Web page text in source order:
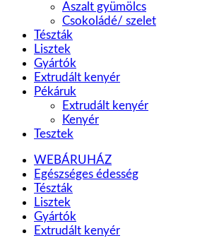
Aszalt gyümölcs
Csokoládé/ szelet
Tészták
Lisztek
Gyártók
Extrudált kenyér
Pékáruk
Extrudált kenyér
Kenyér
Tesztek
WEBÁRUHÁZ
Egészséges édesség
Tészták
Lisztek
Gyártók
Extrudált kenyér